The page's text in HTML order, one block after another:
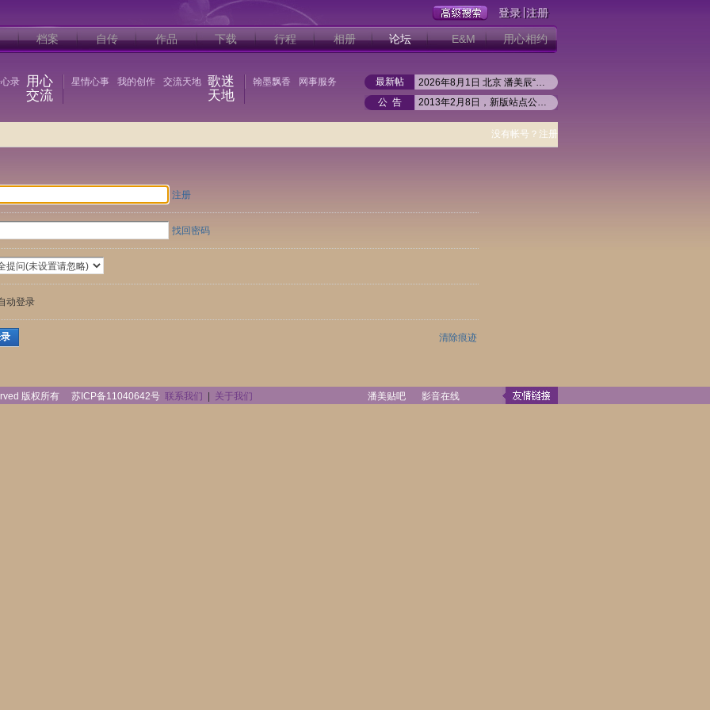
档案 自传 作品 下载 行程 相册 论坛 E&M 用心相约
录
用心
交流
星情心事 我的创作 交流天地 歌迷
天地
翰墨飘香 网事服务 最新帖
2026年8月1日 北京 潘美辰“回家”世界巡回演唱会北京
潘美辰2026「回家」巡回演唱会--银川站
2026年4月25日 马来西亚 潘美辰“回家”世界巡回演唱会
2026年5月30日 江苏苏州 潘美辰“回家”世界巡回演唱会
公 告
2013年2月8日，新版站点公开试运行
没有帐号？注册
注册
找回密码
动登录
清除痕迹
版权所有 苏ICP备11040642号 联系我们 关于我们 潘美贴吧 影音在线